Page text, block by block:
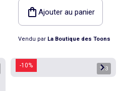
polyesterAjouter au panier
Vendu par La Boutique des Toons
-10% 1/3